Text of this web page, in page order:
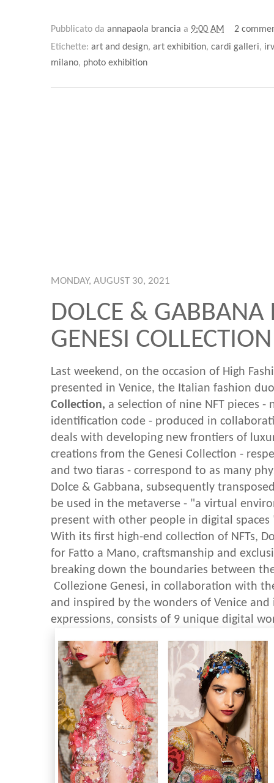
Pubblicato da annapaola brancia a 9:00 AM
2
Etichette: art and design, art exhibition, cardi galleri,
milano, photo exhibition
MONDAY, AUGUST 30, 2021
DOLCE & GABBANA
GENESI COLLECTION
Last weekend, on the occasion of High
presented in Venice, the Italian fashion
Collection, a selection of nine NFT pieces -
identification code - produced in
deals with developing new frontiers of
creations from the Genesi Collection -
and two tiaras - correspond to as many
Dolce & Gabbana, subsequently
be used in the metaverse - "a virtual
present with other people in digital spaces
With its first high-end collection of NFTs,
for Fatto a Mano, craftsmanship and
breaking down the boundaries between
Collezione Genesi, in collaboration with
and inspired by the wonders of Venice
expressions, consists of 9 unique digital